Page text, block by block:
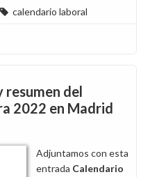
calendario laboral
resumen del
2022 en Madrid
Adjuntamos con esta
entrada Calendario